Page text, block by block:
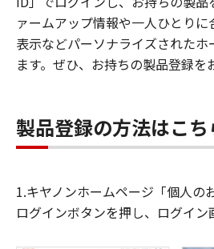
ァームアップ情報や一人ひとり
表示などパーソナライズされたホ
ます。ぜひ、お持ちの製品登録を
製品登録の方法はこち
1.キヤノンホームページ「個人の
ログインボタンを押し、ログイ